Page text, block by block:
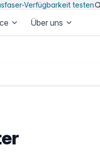
Verfügbarkeit testen
Über uns